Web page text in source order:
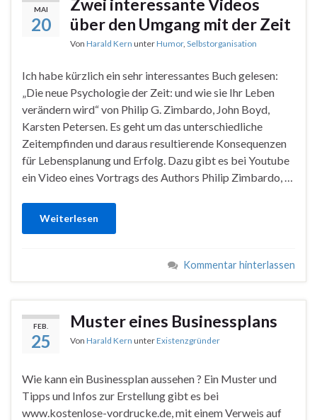
MAI
20
Zwei interessante Videos
über den Umgang mit der Zeit
Von Harald Kern unterHumor, Selbstorganisation
Ich habe kürzlich ein sehr interessantes Buch gelesen:
„Die neue Psychologie der Zeit: und wie sie Ihr Leben
verändern wird“ von Philip G. Zimbardo, John Boyd,
Karsten Petersen. Es geht um das unterschiedliche
Zeitempfinden und daraus resultierende Konsequenzen
für Lebensplanung und Erfolg. Dazu gibt es bei Youtube
ein Video eines Vortrags des Authors Philip Zimbardo, …
Weiterlesen
Kommentar hinterlassen
FEB.
25
Muster eines Businessplans
Von Harald Kern unterExistenzgründer
Wie kann ein Businessplan aussehen ? Ein Muster und
Tipps und Infos zur Erstellung gibt es bei
www.kostenlose-vordrucke.de, mit einem Verweis auf